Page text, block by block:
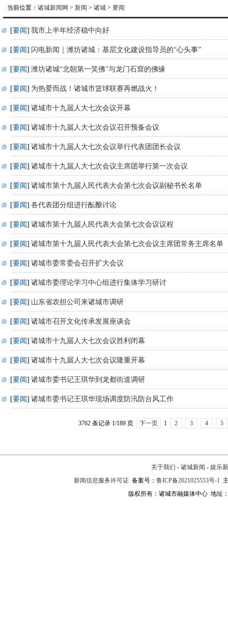
当前位置： 诸城新闻网 > 新闻 > 诸城 > 要闻
[要闻] 我市上半年经济稳中向好
[要闻] 闪电新闻｜潍坊诸城：基层文化建设指导员的“心头事”
[要闻] 潍坊诸城“北朝第一笑佛”与龙门石窟的佛缘
[要闻] 为热爱而战！诸城市篮球联赛再燃战火！
[要闻] 诸城市十九届人大七次会议开幕
[要闻] 诸城市十九届人大七次会议召开预备会议
[要闻] 诸城市十九届人大七次会议举行代表团团长会议
[要闻] 诸城市十九届人大七次会议主席团举行第一次会议
[要闻] 诸城市第十九届人民代表大会第七次会议副秘书长名单
[要闻] 各代表团分组进行酝酿讨论
[要闻] 诸城市第十九届人民代表大会第七次会议议程
[要闻] 诸城市第十九届人民代表大会第七次会议主席团常务主席名单
[要闻] 诸城市委常委会召开扩大会议
[要闻] 诸城市委理论学习中心组进行集体学习研讨
[要闻] 山东省农担公司来诸城市调研
[要闻] 诸城市召开文化传承发展座谈会
[要闻] 诸城市十九届人大七次会议胜利闭幕
[要闻] 诸城市十九届人大七次会议隆重开幕
[要闻] 诸城市委书记王琪华到龙都街道调研
[要闻] 诸城市委书记王琪华现场调度防汛防台风工作
3762 条记录 1/189 页 下一页 1 2 3 4 5
关于我们 - 诸城新闻 - 娱乐
新闻信息服务许可证备案号： 鲁ICP备2021025553号-1
版权所有：诸城市融媒体中心 地址